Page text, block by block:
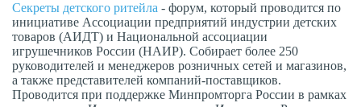
Секреты детского ритейла - форум, который проводится по
инициативе Ассоциации предприятий индустрии детских
товаров (АИДТ) и Национальной ассоциации
игрушечников России (НАИР). Собирает более 250
руководителей и менеджеров розничных сетей и магазинов,
а также представителей компаний-поставщиков.
Проводится при поддержке Минпромторга России в рамках